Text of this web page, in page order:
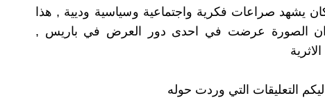
يشهد صراعات فكرية واجتماعية وسياسية وديية , هذا
الصورة عرضت في احدى دور العرض في باريس ,
التعليقات التي وردت حوله